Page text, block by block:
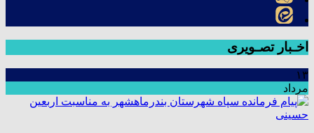
اخـبار تصـویری
۱۳
مرداد